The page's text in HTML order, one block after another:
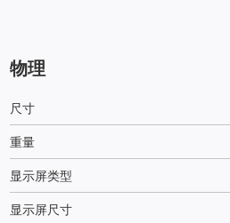
物理
尺寸
重量
显示屏类型
显示屏尺寸